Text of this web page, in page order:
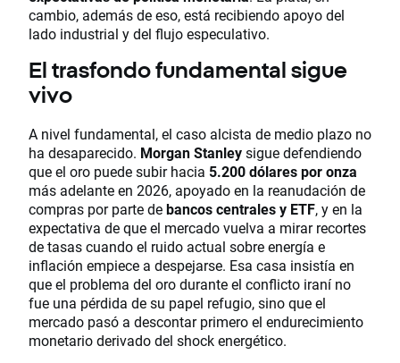
cambio, además de eso, está recibiendo apoyo del
lado industrial y del flujo especulativo.
El trasfondo fundamental sigue
vivo
A nivel fundamental, el caso alcista de medio plazo no
ha desaparecido. Morgan Stanleysigue defendiendo
que el oro puede subir hacia 5.200 dólares por onza
más adelante en 2026, apoyado en la reanudación de
compras por parte debancos centrales y ETF, y en la
expectativa de que el mercado vuelva a mirar recortes
de tasas cuando el ruido actual sobre energía e
inflación empiece a despejarse. Esa casa insistía en
que el problema del oro durante el conflicto iraní no
fue una pérdida de su papel refugio, sino que el
mercado pasó a descontar primero el endurecimiento
monetario derivado del shock energético.